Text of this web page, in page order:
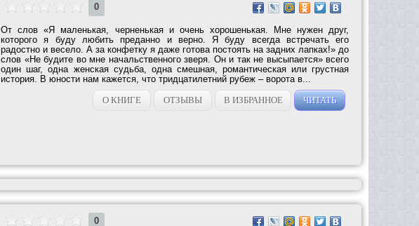
0
От слов «Я маленькая, черненькая и очень хорошенькая. Мне нужен друг,
которого я буду любить преданно и верно. Я буду всегда встречать его
радостно и весело. А за конфетку я даже готова постоять на задних лапках!» до
слов «Не будите во мне начальственного зверя. Он и так не высыпается» всего
один шаг, одна женская судьба, одна смешная, романтическая или грустная
история. В юности нам кажется, что тридцатилетний рубеж – ворота в...
О КНИГЕ
ОТЗЫВЫ В ИЗБРАННОЕ ЧИТАТЬ
0